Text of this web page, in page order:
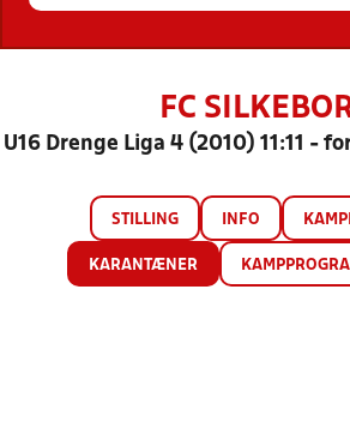
FC
U16 Drenge Liga 4 (2010) 11:11 -
STILLING INFO
KARANTÆNER